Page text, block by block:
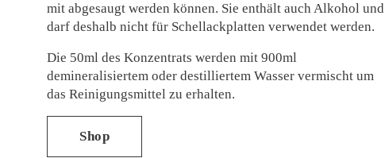
mit abgesaugt werden können. Sie enthält auch Alkohol und
darf deshalb nicht für Schellackplatten verwendet werden.
Die 50ml des Konzentrats werden mit 900ml
demineralisiertem oder destilliertem Wasser vermischt um
das Reinigungsmittel zu erhalten.
Shop